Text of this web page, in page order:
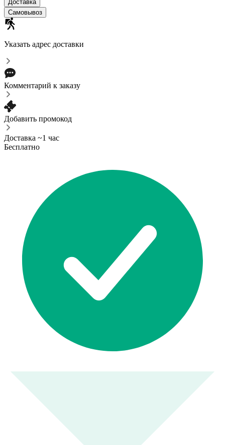
Доставка
Самовывоз
Указать адрес доставки
Комментарий к заказу
Добавить промокод
Доставка ~1 час
Бесплатно